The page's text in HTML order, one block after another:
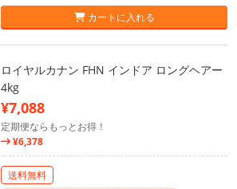
カートに入れる
ロイヤルカナン FHN インドア ロングヘアー
4kg
¥7,088
定期便ならもっとお得！
¥6,378
送料無料